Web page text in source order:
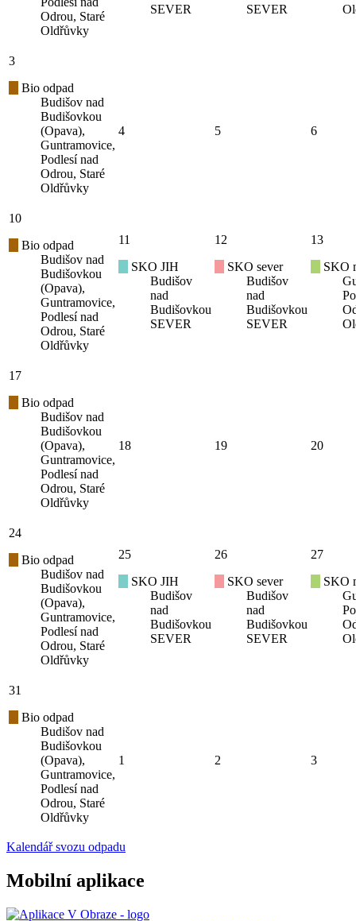
Odrou, Staré
Oldřůvky
SEVER
SEVER
3
Bio odpad
Budišov nad
Budišovkou
(Opava),
Guntramovice,
Podlesí nad
Odrou, Staré
Oldřůvky
4 5 6
10
Bio odpad
Budišov nad
Budišovkou
(Opava),
Guntramovice,
Podlesí nad
Odrou, Staré
Oldřůvky
11
SKO JIH
Budišov
nad
Budišovkou
SEVER
12
SKO sever
Budišov
nad
Budišovkou
SEVER
13
SKO
17
Bio odpad
Budišov nad
Budišovkou
(Opava),
Guntramovice,
Podlesí nad
Odrou, Staré
Oldřůvky
18 19 20
24
Bio odpad
Budišov nad
Budišovkou
(Opava),
Guntramovice,
Podlesí nad
Odrou, Staré
Oldřůvky
25
SKO JIH
Budišov
nad
Budišovkou
SEVER
26
SKO sever
Budišov
nad
Budišovkou
SEVER
27
SKO
31
Bio odpad
Budišov nad
Budišovkou
(Opava),
Guntramovice,
Podlesí nad
Odrou, Staré
Oldřůvky
1 2 3
Kalendář svozu odpadu
Mobilní aplikace